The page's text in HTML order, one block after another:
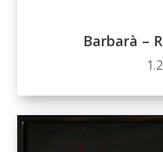
Barbarà –